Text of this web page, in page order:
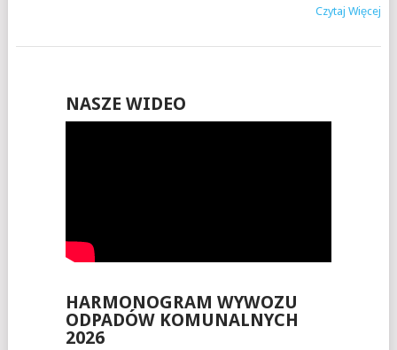
Czytaj Więcej
NASZE WIDEO
HARMONOGRAM WYWOZU
ODPADÓW KOMUNALNYCH
2026